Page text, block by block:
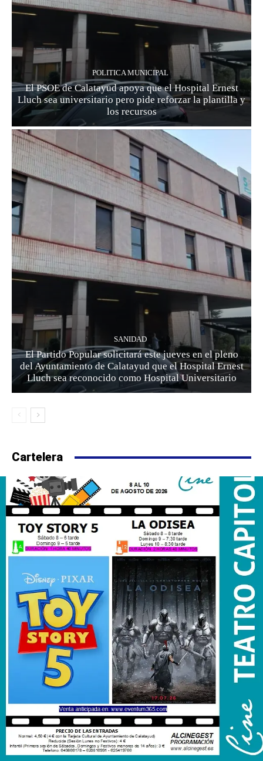
POLITICA MUNICIPAL
El PSOE de Calatayud apoya que el Hospital Ernest
Lluch sea universitario pero pide reforzar la plantilla y
los recursos
SANIDAD
El Partido Popular solicitará este jueves en el pleno
del Ayuntamiento de Calatayud que el Hospital Ernest
Lluch sea reconocido como Hospital Universitario
Cartelera